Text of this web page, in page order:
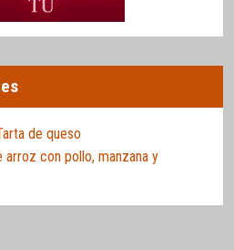
de queso
arroz con pollo, manzana y